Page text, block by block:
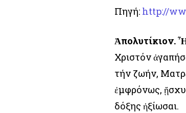
Πηγή: http://
Ἀπολυτίκιον.
Χριστόν
τήν ζωήν,
ἐμφρόνως,
δόξης ἠξίωσαι.